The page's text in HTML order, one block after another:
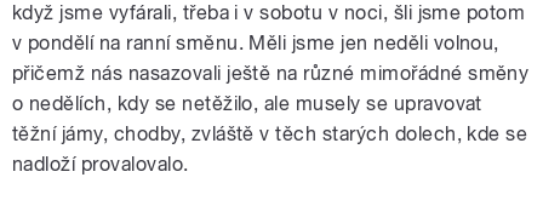
když jsme vyfárali, třeba i v sobotu v noci, šli jsme potom
v pondělí na ranní směnu. Měli jsme jen neděli volnou,
přičemž nás nasazovali ještě na různé mimořádné směny
o nedělích, kdy se netěžilo, ale musely se upravovat
těžní jámy, chodby, zvláště v těch starých dolech, kde se
nadloží provalovalo.